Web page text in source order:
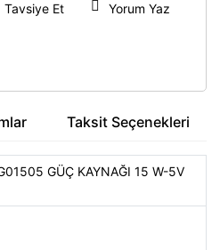
Tavsiye Et Yorum Yaz
Taksit Seçenekleri
GÜÇ KAYNAĞI 15 W-5V